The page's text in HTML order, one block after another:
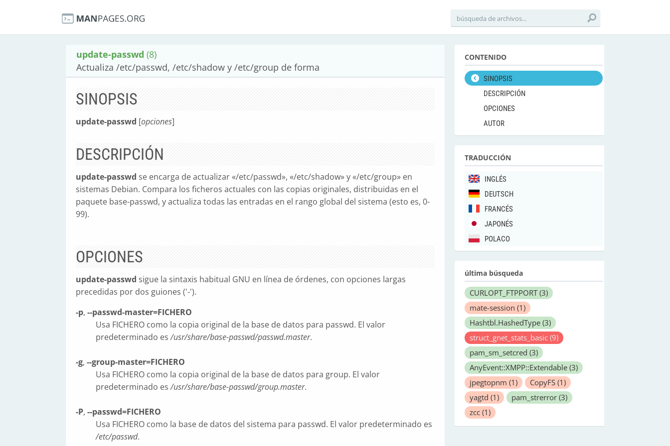
update-passwd (8)
Actualiza /etc/passwd, /etc/shadow y /etc/group de forma
SINOPSIS
update-passwd [opciones]
DESCRIPCIÓN
update-passwd se encarga de actualizar «/etc/passwd», «/etc/shadow» y «/etc/group» en
sistemas Debian. Compara los ficheros actuales con las copias originales, distribuidas en el
paquete base-passwd, y actualiza todas las entradas en el rango global del sistema (esto es, 0-
99).
OPCIONES
update-passwd sigue la sintaxis habitual GNU en línea de órdenes, con opciones largas
precedidas por dos guiones ('-').
-p, --passwd-master=FICHERO
Usa FICHERO como la copia original de la base de datos para passwd. El valor
predeterminado es/usr/share/base-passwd/passwd.master.
-g, --group-master=FICHERO
Usa FICHERO como la copia original de la base de datos para group. El valor
predeterminado es/usr/share/base-passwd/group.master.
-P, --passwd=FICHERO
Usa FICHERO como la base de datos del sistema para passwd. El valor predeterminado es
/etc/passwd.
CONTENIDO
SINOPSIS
DESCRIPCIÓN
OPCIONES
AUTOR
TRADUCCIÓN
INGLÉS
DEUTSCH
FRANCÉS
JAPONÉS
POLACO
última búsqueda
CURLOPT_FTPPORT (3)
mate-session (1)
Hashtbl.HashedType (3)
struct_gnet_stats_basic (9)
pam_sm_setcred (3)
AnyEvent::XMPP::Extendable (3)
jpegtopnm (1) CopyFS (1)
yagtd (1) pam_strerror (3)
zcc (1)